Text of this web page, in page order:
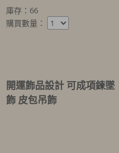
庫存：66
購買數量：
開運飾品設計 可成項鍊墜
飾 皮包吊飾